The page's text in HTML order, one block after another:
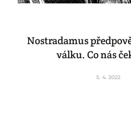
Nostradamus
válku. Co nás
5. 4. 2022